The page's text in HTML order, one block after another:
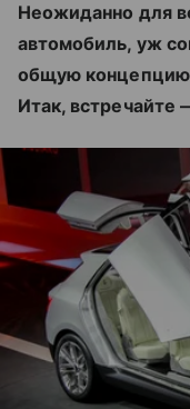
Неожиданно для
автомобиль, уж
общую концепцию
Итак, встречайте